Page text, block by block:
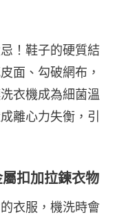
！鞋子的硬質結
面、勾破網布，
衣機成為細菌溫
離心力失衡，引
扣加拉鍊衣物
衣服，機洗時會